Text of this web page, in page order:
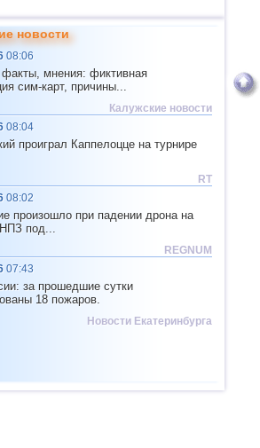
новости
08:06
мнения: фиктивная
сим-карт, причины...
Калужские новости
08:04
проиграл Каппелоцце на турнире
RT
08:02
произошло при падении дрона на
под...
REGNUM
07:43
за прошедшие сутки
18 пожаров.
Новости Екатеринбурга